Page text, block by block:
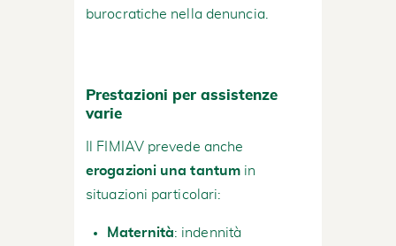
burocratiche nella denuncia.
Prestazioni per assistenze
varie
Il FIMIAV prevede anche
erogazioni una tantum in
situazioni particolari:
Maternità: indennità